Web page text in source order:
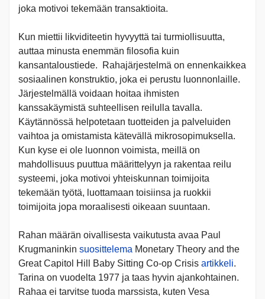
joka motivoi tekemään transaktioita.
Kun miettii likviditeetin hyvyyttä tai turmiollisuutta,
auttaa minusta enemmän filosofia kuin
kansantaloustiede. Rahajärjestelmä on ennenkaikkea
sosiaalinen konstruktio, joka ei perustu luonnonlaille.
Järjestelmällä voidaan hoitaa ihmisten
kanssakäymistä suhteellisen reilulla tavalla.
Käytännössä helpotetaan tuotteiden ja palveluiden
vaihtoa ja omistamista kätevällä mikrosopimuksella.
Kun kyse ei ole luonnon voimista, meillä on
mahdollisuus puuttua määrittelyyn ja rakentaa reilu
systeemi, joka motivoi yhteiskunnan toimijoita
tekemään työtä, luottamaan toisiinsa ja ruokkii
toimijoita jopa moraalisesti oikeaan suuntaan.
Rahan määrän oivallisesta vaikutusta avaa Paul
Krugmaninkin suosittelema Monetary Theory and the
Great Capitol Hill Baby Sitting Co-op Crisis artikkeli.
Tarina on vuodelta 1977 ja taas hyvin ajankohtainen.
Rahaa ei tarvitse tuoda marssista, kuten Vesa